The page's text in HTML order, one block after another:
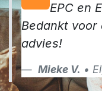
EPC en
Bedankt voor
advies!
Mieke V. •